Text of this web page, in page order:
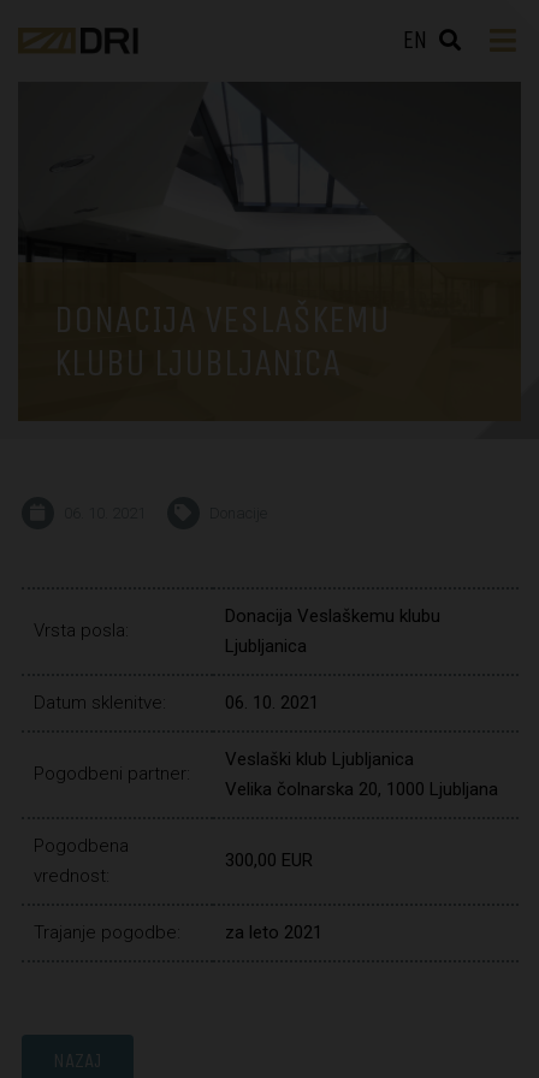
EN
DONACIJA VESLAŠKEMU
KLUBU LJUBLJANICA
Vrsta posla:
Donacija Veslaškemu klubu
Ljubljanica
Datum sklenitve: 06. 10. 2021
Pogodbeni partner:
Veslaški klub Ljubljanica
Velika čolnarska 20, 1000 Ljubljana
Pogodbena
vrednost:
300,00 EUR
Trajanje pogodbe: za leto 2021
NAZAJ